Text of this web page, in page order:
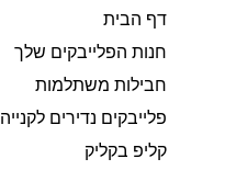
דף הבית
חנות הפלייבקים שלך
חבילות משתלמות
פלייבקים נדירים לקנייה
קליפ בקליק